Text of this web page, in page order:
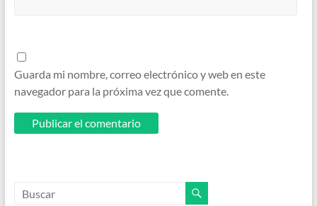
Guarda mi nombre, correo electrónico y web en este
navegador para la próxima vez que comente.